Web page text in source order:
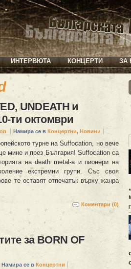
ИНТЕРВЮТА КОНЦЕРТИ ЗА
UNDEATH и
ти октомври
Намира се в Концертни, Новини
турне на Suffocation, но вече
мине и през България! Suffocation са
на death metal-а и пионери на
екстремни групи. Със своя
те оставят отпечатък върху жанра
Коментари (0)
за BORN OF
Намира се в Концертни
„